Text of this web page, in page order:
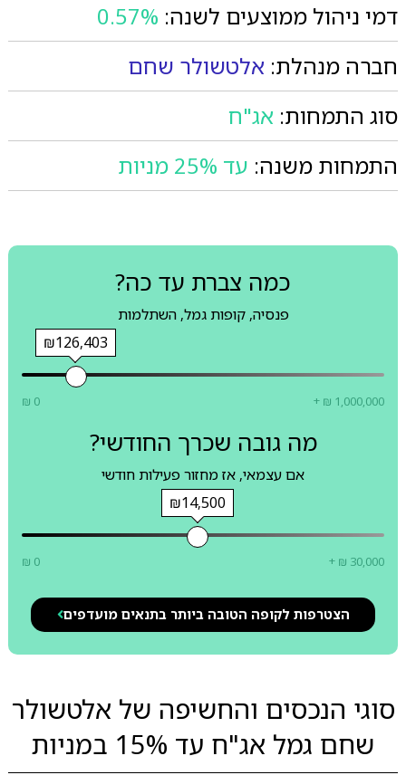
דמי ניהול ממוצעים לשנה: 0.57%
חברה מנהלת: אלטשולר שחם
סוג התמחות: אג"ח
התמחות משנה: עד 25% מניות
כמה צברת עד כה?
פנסיה, קופות גמל, השתלמות
₪126,403
₪ 0 + ₪ 1,000,000
מה גובה שכרך החודשי?
אם עצמאי, אז מחזור פעילות חודשי
₪14,500
₪ 0 + ₪ 30,000
הצטרפות לקופה הטובה ביותר בתנאים מועדפים
סוגי הנכסים והחשיפה של אלטשולר
שחם גמל אג"ח עד 15% במניות